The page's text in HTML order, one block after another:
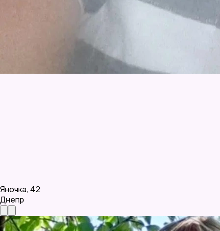
Яночка, 42
Днепр